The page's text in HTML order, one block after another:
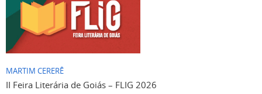
MARTIM CERERÊ
II Feira Literária de Goiás – FLIG 2026